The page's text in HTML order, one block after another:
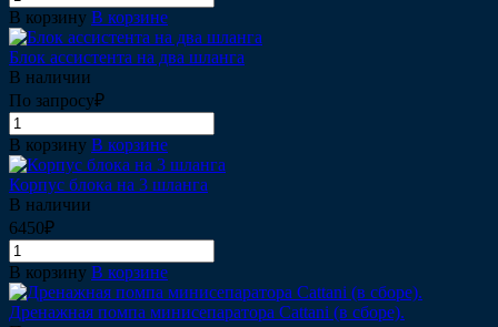
В корзину В корзине
Блок ассистента на два шланга
В наличии
По запросу₽
В корзину В корзине
Корпус блока на 3 шланга
В наличии
6450₽
В корзину В корзине
Дренажная помпа минисепаратора Cattani (в сборе).